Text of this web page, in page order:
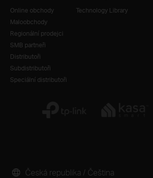
Online obchody
Maloobchody
Regionální prodejci
SMB partneři
Distributoři
Subdistributoři
Speciální distributoři
Technology Library
Česká republika / Čeština